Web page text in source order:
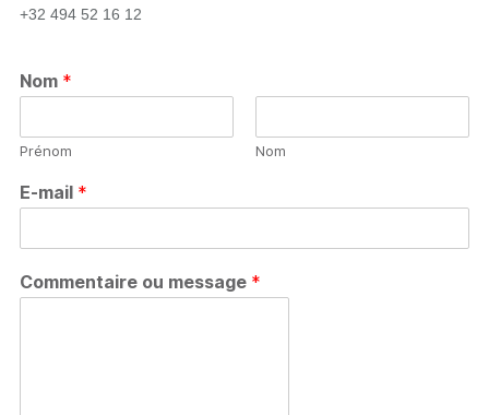
+32 494 52 16 12
Nom *
Prénom Nom
E-mail *
Commentaire ou message *